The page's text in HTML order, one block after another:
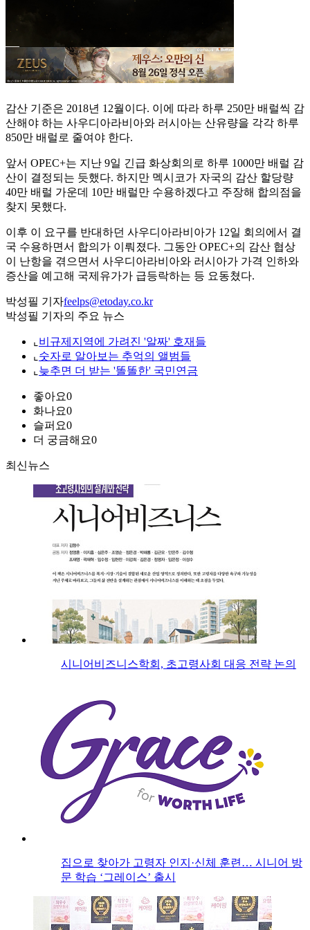
감산 기준은 2018년 12월이다. 이에 따라 하루 250만 배럴씩 감
산해야 하는 사우디아라비아와 러시아는 산유량을 각각 하루
850만 배럴로 줄여야 한다.
앞서 OPEC+는 지난 9일 긴급 화상회의로 하루 1000만 배럴 감
산이 결정되는 듯했다. 하지만 멕시코가 자국의 감산 할당량
40만 배럴 가운데 10만 배럴만 수용하겠다고 주장해 합의점을
찾지 못했다.
이후 이 요구를 반대하던 사우디아라비아가 12일 회의에서 결
국 수용하면서 합의가 이뤄졌다. 그동안 OPEC+의 감산 협상
이 난항을 겪으면서 사우디아라비아와 러시아가 가격 인하와
증산을 예고해 국제유가가 급등락하는 등 요동쳤다.
박성필 기자feelps@etoday.co.kr
박성필 기자의 주요 뉴스
⌞ 비규제지역에 가려진 '알짜' 호재들
⌞ 숫자로 알아보는 추억의 앨범들
⌞ 늦추면 더 받는 '똘똘한' 국민연금
좋아요0
화나요0
슬퍼요0
더 궁금해요0
최신뉴스
시니어비즈니스학회, 초고령사회 대응 전략 논의
집으로 찾아가 고령자 인지·신체 훈련… 시니어 방
문 학습 ‘그레이스’ 출시